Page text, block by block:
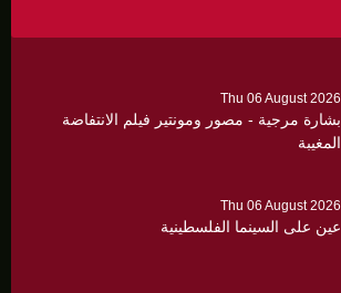
Thu 06 August 2026
بشارة مرجية - مصور ومونتير فيلم الانتفاضة
المغيبة
Thu 06 August 2026
عين على السينما الفلسطينية